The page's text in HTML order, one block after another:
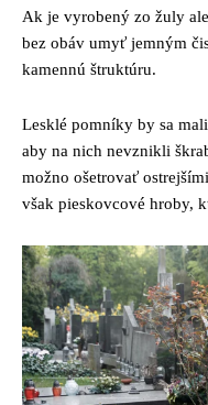
Ak je vyrobený zo žuly
bez obáv umyť jemným
kamennú štruktúru.
Lesklé pomníky by sa
aby na nich nevznikli
možno ošetrovať
však pieskovcové hroby,